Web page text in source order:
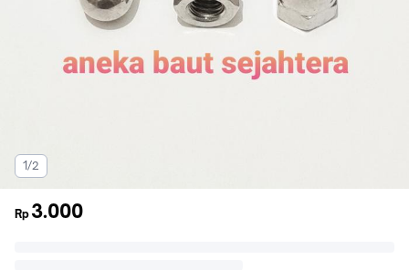
1/2
Rp 3.000